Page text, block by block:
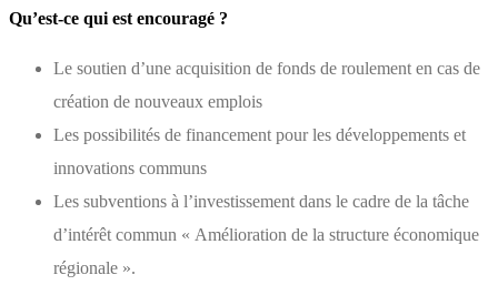
Qu’est-ce qui est encouragé ?
Le soutien d’une acquisition de fonds de roulement en cas de
création de nouveaux emplois
Les possibilités de financement pour les développements et
innovations communs
Les subventions à l’investissement dans le cadre de la tâche
d’intérêt commun « Amélioration de la structure économique
régionale ».